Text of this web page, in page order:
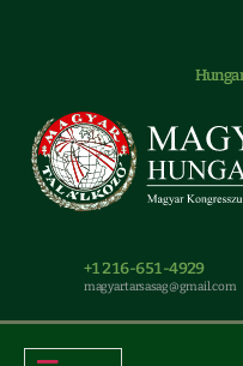
+1 216-651-4929
magyar.tarsasag@gmail.com